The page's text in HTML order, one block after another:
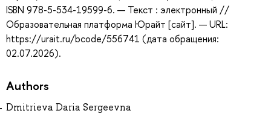
ISBN 978-5-534-19599-6. — Текст : электронный //
Образовательная платформа Юрайт [сайт]. — URL:
https://urait.ru/bcode/556741 (дата обращения:
02.07.2026).
Authors
Dmitrieva Daria Sergeevna